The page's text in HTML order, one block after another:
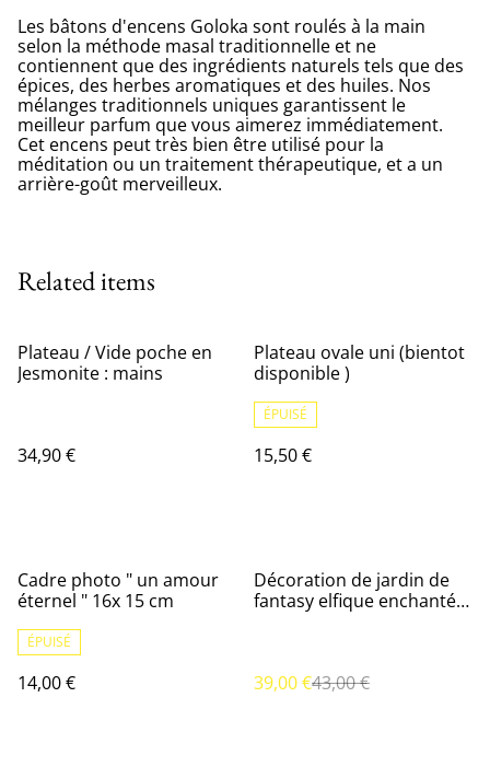
Les bâtons d'encens Goloka sont roulés à la main
selon la méthode masal traditionnelle et ne
contiennent que des ingrédients naturels tels que des
épices, des herbes aromatiques et des huiles. Nos
mélanges traditionnels uniques garantissent le
meilleur parfum que vous aimerez immédiatement.
Cet encens peut très bien être utilisé pour la
méditation ou un traitement thérapeutique, et a un
arrière-goût merveilleux.
Related items
Plateau / Vide poche en
Jesmonite : mains
34,90 €
Plateau ovale uni (bientot
disponible )
ÉPUISÉ
15,50 €
Cadre photo " un amour
éternel " 16x 15 cm
ÉPUISÉ
14,00 €
%
Décoration de jardin de
fantasy elfique enchantée
39,00 €43,00 €